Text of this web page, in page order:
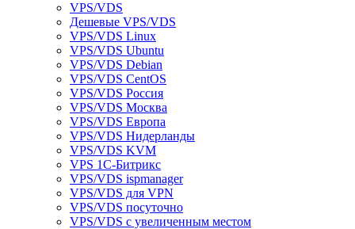
VPS/VDS
Дешевые VPS/VDS
VPS/VDS Linux
VPS/VDS Ubuntu
VPS/VDS Debian
VPS/VDS CentOS
VPS/VDS Россия
VPS/VDS Москва
VPS/VDS Европа
VPS/VDS Нидерланды
VPS/VDS KVM
VPS 1С-Битрикс
VPS/VDS ispmanager
VPS/VDS для VPN
VPS/VDS посуточно
VPS/VDS с увеличенным местом